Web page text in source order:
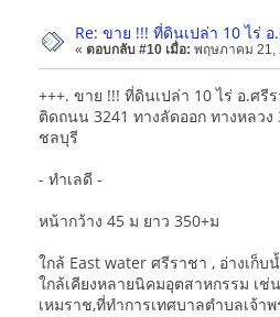
Re: ขาย !!! ที่ดินเปล่า 10 ไร่
« ตอบกลับ #10 เมื่อ: พฤษภาคม 21,
+++. ขาย !!! ที่ดินเปล่า 10 ไร่ อ.ศรี
ติดถนน 3241 ทางลัดออก ทางหลวง
ชลบุรี
- ทำเลดี -
หน้ากว้าง 45 ม ยาว 350+ม
ใกล้ East water ศรีราชา , อ่างเก็บ
ใกล้เคียงหลายนิคมอุตสาหกรรม เช่
เหมราช,ที่ทำการเทศบาลตำบลเจ้า